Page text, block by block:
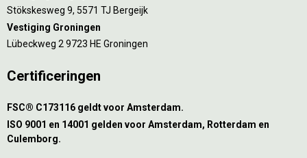
Stökskesweg 9, 5571 TJ Bergeijk
Vestiging Groningen
Lübeckweg 2 9723 HE Groningen
Certificeringen
FSC® C173116 geldt voor Amsterdam.
ISO 9001 en 14001 gelden voor Amsterdam, Rotterdam en
Culemborg.